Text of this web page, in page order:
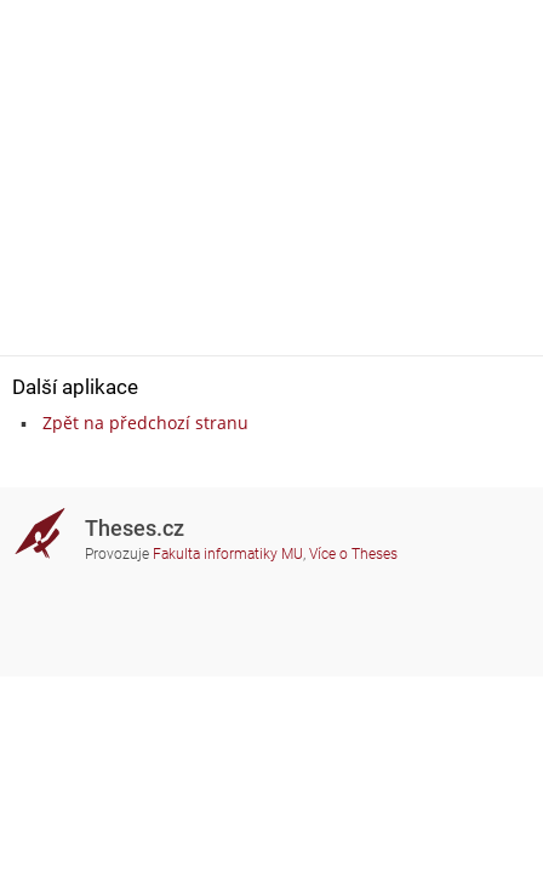
Další aplikace
Zpět na předchozí stranu
Theses.cz
Provozuje Fakulta informatiky MU, Více o Theses